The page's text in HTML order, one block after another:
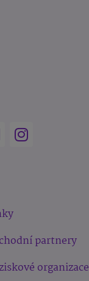
partnery
organizace